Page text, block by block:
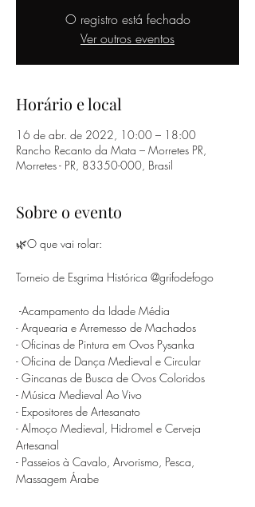
O registro está fechado
Ver outros eventos
Horário e local
16 de abr. de 2022, 10:00 – 18:00
Rancho Recanto da Mata – Morretes PR,
Morretes - PR, 83350-000, Brasil
Sobre o evento
🌿O que vai rolar:
Torneio de Esgrima Histórica @grifodefogo
- Arquearia e Arremesso de Machados
- Oficinas de Pintura em Ovos Pysanka
- Oficina de Dança Medieval e Circular
- Gincanas de Busca de Ovos Coloridos
- Música Medieval Ao Vivo
- Expositores de Artesanato
- Almoço Medieval, Hidromel e Cerveja
Artesanal
- Passeios à Cavalo, Arvorismo, Pesca,
Massagem Árabe